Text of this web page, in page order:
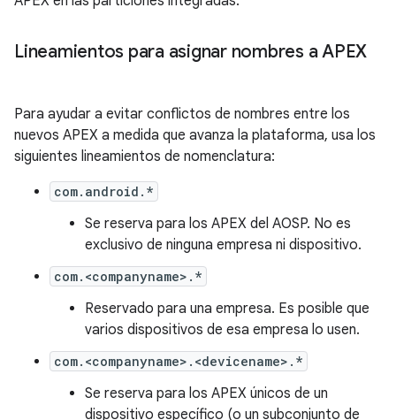
Lineamientos para asignar nombres a APEX
Para ayudar a evitar conflictos de nombres entre los
nuevos APEX a medida que avanza la plataforma, usa los
siguientes lineamientos de nomenclatura:
com.android.*
Se reserva para los APEX del AOSP. No es
exclusivo de ninguna empresa ni dispositivo.
com.<companyname>.*
Reservado para una empresa. Es posible que
varios dispositivos de esa empresa lo usen.
com.<companyname>.<devicename>.*
Se reserva para los APEX únicos de un
dispositivo específico (o un subconjunto de